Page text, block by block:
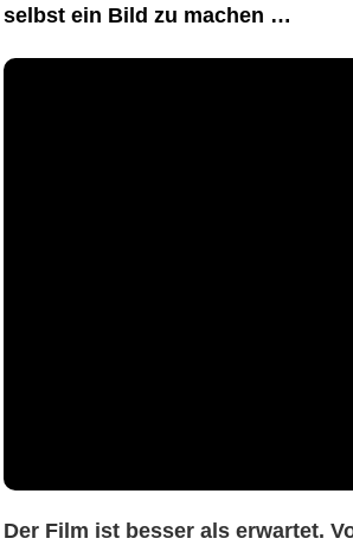
selbst ein Bild zu machen …
Der Film ist besser als erwartet.